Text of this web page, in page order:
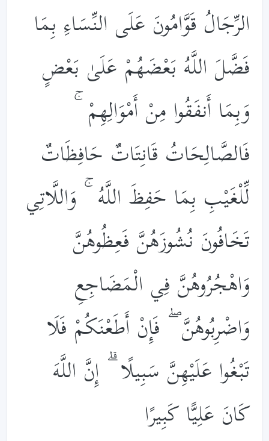
الرِّجَالُ قَوَّامُونَ عَلَى النِّسَاءِ بِمَا
فَضَّلَ اللَّهُ بَعْضَهُمْ عَلَىٰ بَعْضٍ
وَبِمَا أَنفَقُوا مِنْ أَمْوَالِهِمْ ۚ
فَالصَّالِحَاتُ قَانِتَاتٌ حَافِظَاتٌ
لِّلْغَيْبِ بِمَا حَفِظَ اللَّهُ ۚ وَاللَّاتِي
تَخَافُونَ نُشُوزَهُنَّ فَعِظُوهُنَّ
وَاهْجُرُوهُنَّ فِي الْمَضَاجِعِ
وَاضْرِبُوهُنَّ ۖ فَإِنْ أَطَعْنَكُمْ فَلَا
تَبْغُوا عَلَيْهِنَّ سَبِيلًا ۗ إِنَّ اللَّهَ
كَانَ عَلِيًّا كَبِيرًا